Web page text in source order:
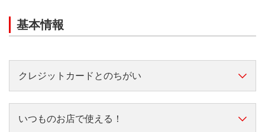
基本情報
クレジットカードとのちがい
デビットカードとクレジットカードは似ていますが、実
はこんな違いがあります。
いつものお店で使える！